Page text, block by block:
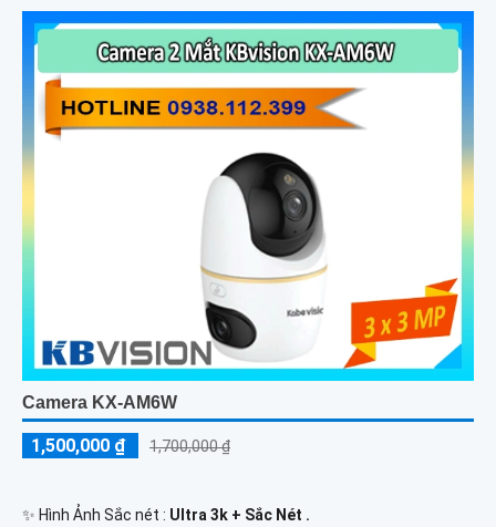
Camera KX-AM6W
1,500,000 ₫ 1,700,000 ₫
✨ Hình Ảnh Sắc nét : Ultra 3k + Sắc Nét .